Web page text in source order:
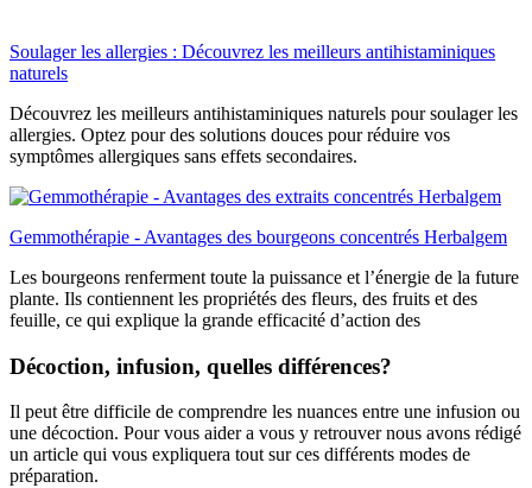
Soulager les allergies : Découvrez les meilleurs antihistaminiques
naturels
Découvrez les meilleurs antihistaminiques naturels pour soulager les
allergies. Optez pour des solutions douces pour réduire vos
symptômes allergiques sans effets secondaires.
Gemmothérapie - Avantages des bourgeons concentrés Herbalgem
Les bourgeons renferment toute la puissance et l’énergie de la future
plante. Ils contiennent les propriétés des fleurs, des fruits et des
feuille, ce qui explique la grande efficacité d’action des
Décoction, infusion, quelles différences?
Il peut être difficile de comprendre les nuances entre une infusion ou
une décoction. Pour vous aider a vous y retrouver nous avons rédigé
un article qui vous expliquera tout sur ces différents modes de
préparation.